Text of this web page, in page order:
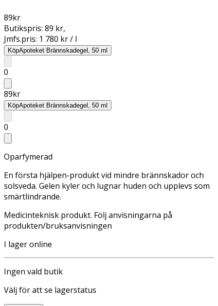
89kr
Butikspris: 89 kr,
Jmfs.pris: 1 780 kr / l
KöpApoteket Brännskadegel, 50 ml
0
89kr
KöpApoteket Brännskadegel, 50 ml
0
Oparfymerad
En första hjälpen-produkt vid mindre brännskador och
solsveda. Gelen kyler och lugnar huden och upplevs som
smärtlindrande.
Medicinteknisk produkt. Följ anvisningarna på
produkten/bruksanvisningen
I lager online
Ingen vald butik
Välj för att se lagerstatus